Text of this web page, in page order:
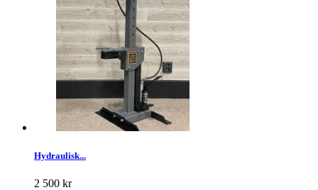
Hydraulisk...
2 500 kr